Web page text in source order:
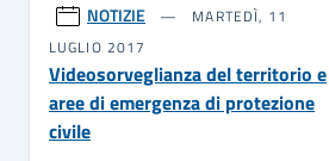
NOTIZIE
MARTEDÌ, 11
LUGLIO 2017
Videosorveglianza del territorio e
aree di emergenza di protezione
civile